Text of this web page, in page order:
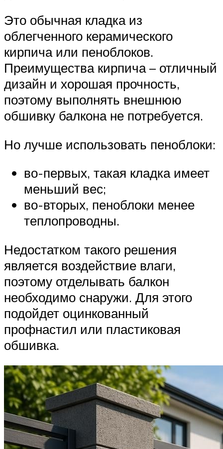
Это обычная кладка из
облегченного керамического
кирпича или пеноблоков.
Преимущества кирпича – отличный
дизайн и хорошая прочность,
поэтому выполнять внешнюю
обшивку балкона не потребуется.
Но лучше использовать пеноблоки:
во-первых, такая кладка имеет
меньший вес;
во-вторых, пеноблоки менее
теплопроводны.
Недостатком такого решения
является воздействие влаги,
поэтому отделывать балкон
необходимо снаружи. Для этого
подойдет оцинкованный
профнастил или пластиковая
обшивка.